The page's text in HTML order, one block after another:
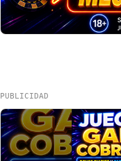
PUBLICIDAD